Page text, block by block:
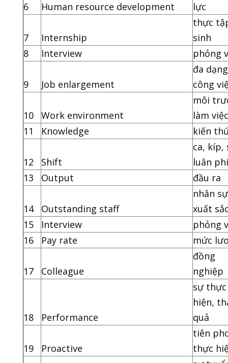
6 Human resource development
lực
7 Internship
thực
sinh
8
Interview phỏng
9 Job enlargement
đa
công
10 Work environment
môi
làm việc
11
Knowledge kiến
12 Shift
ca, kíp,
luân
13
Output đầu ra
14 Outstanding staff
nhân sự
xuất
15
Interview
phỏng
16
Pay rate mức
17 Colleague
đồng
nghiệp
18 Performance
sự thực
hiện,
quả
19 Proactive
tiên
thực